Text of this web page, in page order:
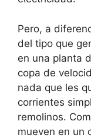
Pero, a
del tipo que
en una planta
copa de
nada que les
corrientes
remolinos.
mueven en un